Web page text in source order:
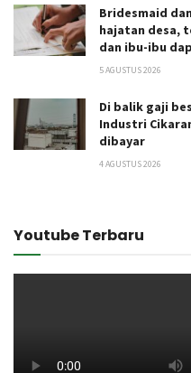
Bridesmaid
hajatan desa,
dan ibu-ibu
5 AGUSTUS 2026
Di balik gaji
Industri
dibayar
4 AGUSTUS 2026
Youtube Terbaru